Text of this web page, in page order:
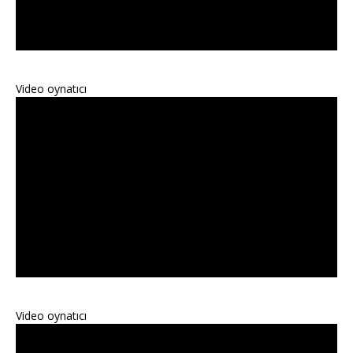
Video oynatıcı
Video oynatıcı